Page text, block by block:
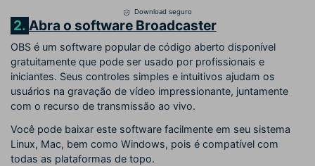
Download seguro
2. Abra o software Broadcaster
OBS é um software popular de código aberto disponível
gratuitamente que pode ser usado por profissionais e
iniciantes. Seus controles simples e intuitivos ajudam os
usuários na gravação de vídeo impressionante, juntamente
com o recurso de transmissão ao vivo.
Você pode baixar este software facilmente em seu sistema
Linux, Mac, bem como Windows, pois é compatível com
todas as plataformas de topo.